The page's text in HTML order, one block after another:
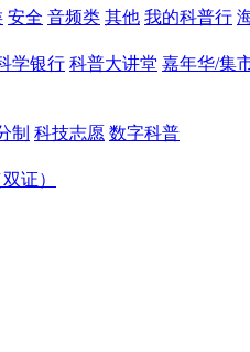
安全 音频类 其他 我的科普行
学银行 科普大讲堂 嘉年华/集
制 科技志愿 数字科普
证）